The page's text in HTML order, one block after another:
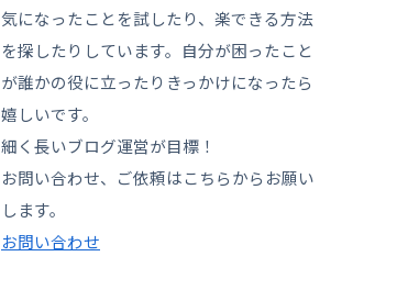
気になったことを試したり、楽できる方法
を探したりしています。自分が困ったこと
が誰かの役に立ったりきっかけになったら
嬉しいです。
細く長いブログ運営が目標！
お問い合わせ、ご依頼はこちらからお願い
します。
お問い合わせ